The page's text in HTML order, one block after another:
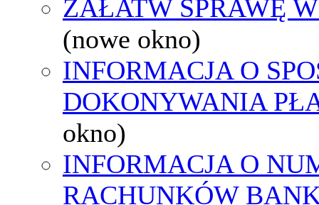
ZAŁATW SPRAWĘ
(nowe okno)
INFORMACJA O
DOKONYWANIA
okno)
INFORMACJA O
RACHUNKÓW